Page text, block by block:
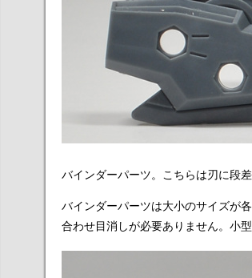
バインダーパーツ。こちらは刃に段
バインダーパーツは大小のサイズが
合わせ目消しが必要ありません。小